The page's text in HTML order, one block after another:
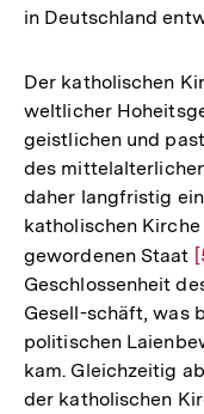
in Deutschland
Der katholischen
weltlicher
geistlichen und
des
daher langfristig
katholischen
gewordenen Staat
Geschlossenheit
Gesell-schäft, was
politischen
kam. Gleichzeitig
der katholischen